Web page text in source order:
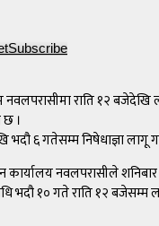
Subscribe
नवलपरासीमा राति १२ बजेदेखि
।
६ गतेसम्म निषेधाज्ञा लागू
कार्यालय नवलपरासीले
भदौ १० गते राति १२ बजेसम्म